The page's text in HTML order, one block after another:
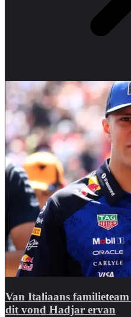
Van Italiaans
dit vond Hadjar ervan